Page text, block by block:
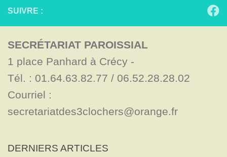
SUIVRE :
SECRÉTARIAT PAROISSIAL
1 place Panhard à Crécy -
Tél. : 01.64.63.82.77 / 06.52.28.28.02
Courriel :
secretariatdes3clochers@orange.fr
DERNIERS ARTICLES